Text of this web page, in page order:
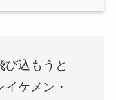
び込もうと
ケメン・